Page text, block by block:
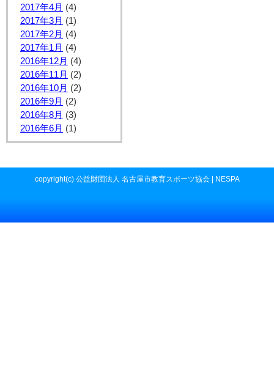
2017年4月 (4)
2017年3月 (1)
2017年2月 (4)
2017年1月 (4)
2016年12月 (4)
2016年11月 (2)
2016年10月 (2)
2016年9月 (2)
2016年8月 (3)
2016年6月 (1)
copyright(c) 公益財団法人 名古屋市教育スポーツ協会 | NESPA